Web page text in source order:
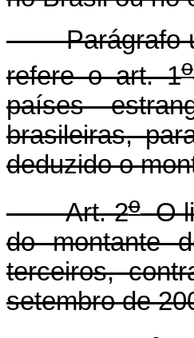
Parágrafo
refere o art. 1o
países
brasileiras,
deduzido o
Art. 2oO
do montante
terceiros,
setembro de